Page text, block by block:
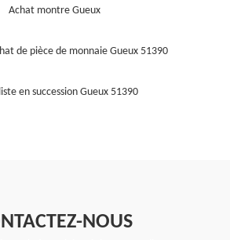
Achat montre Gueux
de pièce de monnaie Gueux 51390
en succession Gueux 51390
NOUS